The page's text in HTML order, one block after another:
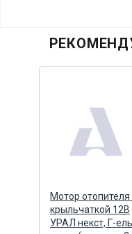
Мотор отопителя
крыльчаткой 12В
УРАЛ некст, Г-ель